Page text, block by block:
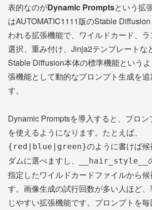
表的なのがDynamic Promptsという拡
はAUTOMATIC1111版のStable
われる拡張機能で、ワイルドカード、
選択、重み付け、Jinja2テンプレートな
Stable Diffusion本体の標準機能という
張機能として動的なプロンプト生成を
す。
Dynamic Promptsを導入すると、プロ
を使えるようになります。たとえば、
{red|blue|green}のように書けば
ダムに選べますし、
__hair_style__
指定したワイルドカードファイルから候
す。画像生成の試行回数が多い人ほど
じやすい拡張機能です。プロンプトを